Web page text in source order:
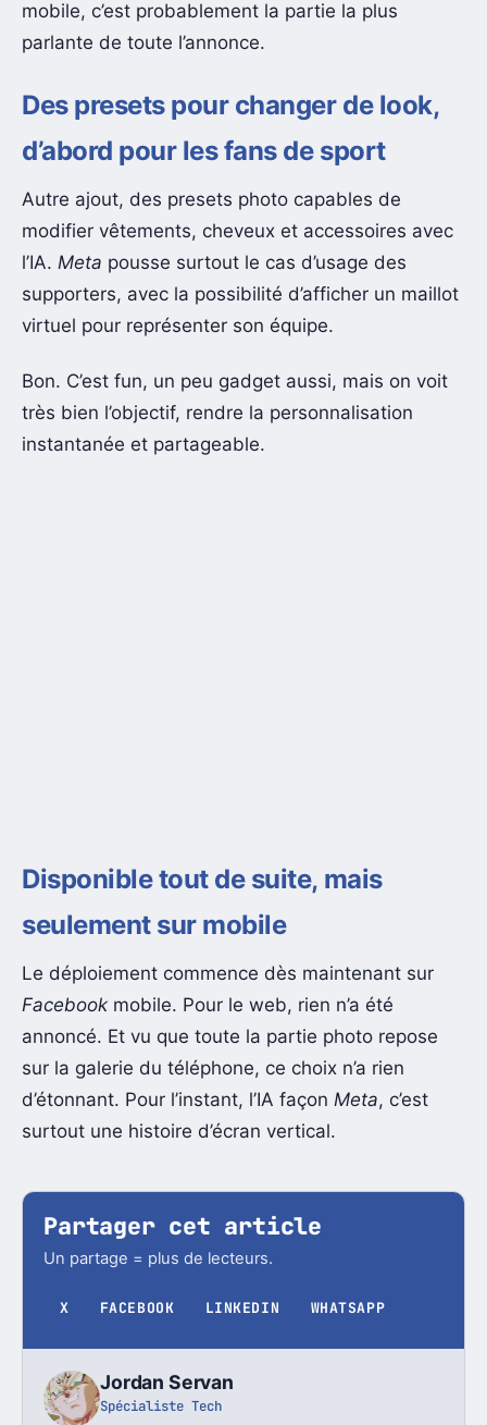
mobile, c’est probablement la partie la plus
parlante de toute l’annonce.
Des presets pour changer de look,
d’abord pour les fans de sport
Autre ajout, des presets photo capables de
modifier vêtements, cheveux et accessoires avec
l’IA. Meta pousse surtout le cas d’usage des
supporters, avec la possibilité d’afficher un maillot
virtuel pour représenter son équipe.
Bon. C’est fun, un peu gadget aussi, mais on voit
très bien l’objectif, rendre la personnalisation
instantanée et partageable.
Disponible tout de suite, mais
seulement sur mobile
Le déploiement commence dès maintenant sur
Facebook mobile. Pour le web, rien n’a été
annoncé. Et vu que toute la partie photo repose
sur la galerie du téléphone, ce choix n’a rien
d’étonnant. Pour l’instant, l’IA façon Meta, c’est
surtout une histoire d’écran vertical.
Partager cet article
Un partage = plus de lecteurs.
X FACEBOOK LINKEDIN WHATSAPP
Jordan Servan
Spécialiste Tech